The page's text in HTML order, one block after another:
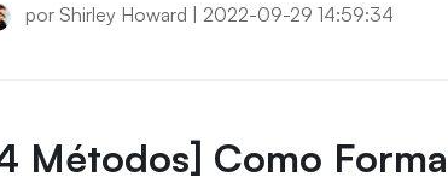
por Shirley Howard | 2022-09-29 14:59:34
Métodos] Como